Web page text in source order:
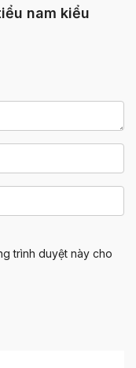
nam kiểu
trình duyệt này cho